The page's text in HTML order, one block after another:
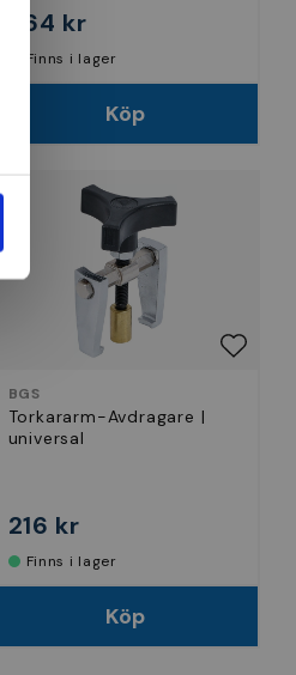
364 kr
Finns i lager
Köp
BGS
Torkararm-Avdragare |
universal
216 kr
Finns i lager
Köp